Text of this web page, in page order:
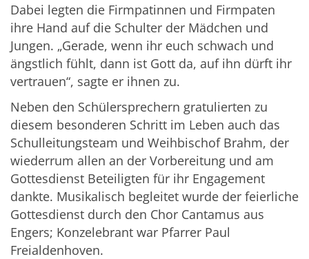
Dabei legten die Firmpatinnen und Firmpaten
ihre Hand auf die Schulter der Mädchen und
Jungen. „Gerade, wenn ihr euch schwach und
ängstlich fühlt, dann ist Gott da, auf ihn dürft ihr
vertrauen“, sagte er ihnen zu.
Neben den Schülersprechern gratulierten zu
diesem besonderen Schritt im Leben auch das
Schulleitungsteam und Weihbischof Brahm, der
wiederrum allen an der Vorbereitung und am
Gottesdienst Beteiligten für ihr Engagement
dankte. Musikalisch begleitet wurde der feierliche
Gottesdienst durch den Chor Cantamus aus
Engers; Konzelebrant war Pfarrer Paul
Freialdenhoven.